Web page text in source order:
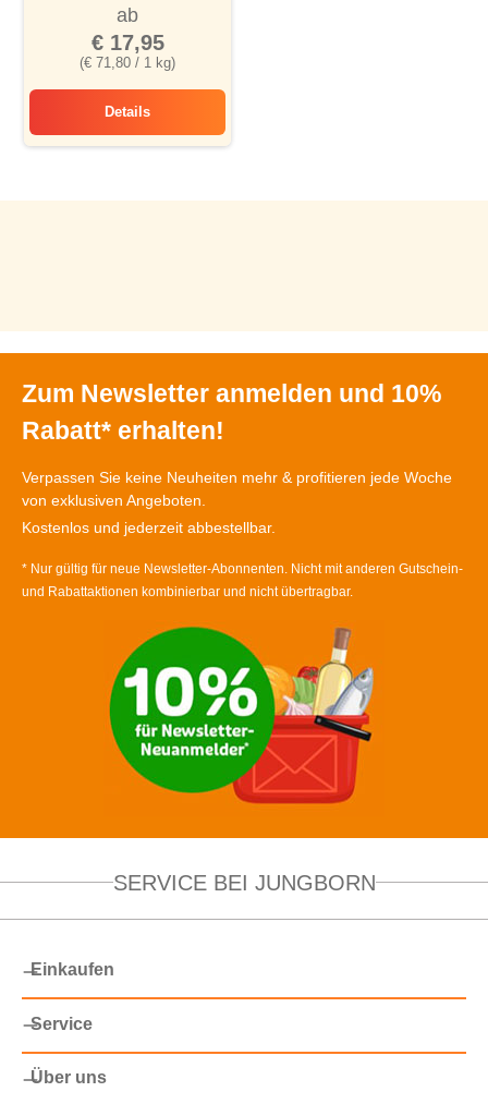
(€ 71,80 / 1 kg)
ab
€ 17,95
Details
Ganzer Räucheraal, 250 g
Zum Newsletter anmelden und 10%
Rabatt* erhalten!
Verpassen Sie keine Neuheiten mehr & profitieren jede Woche
von exklusiven Angeboten.
Kostenlos und jederzeit abbestellbar.
* Nur gültig für neue Newsletter-Abonnenten. Nicht mit anderen Gutschein-
und Rabattaktionen kombinierbar und nicht übertragbar.
SERVICE BEI JUNGBORN
Einkaufen
Service
Über uns